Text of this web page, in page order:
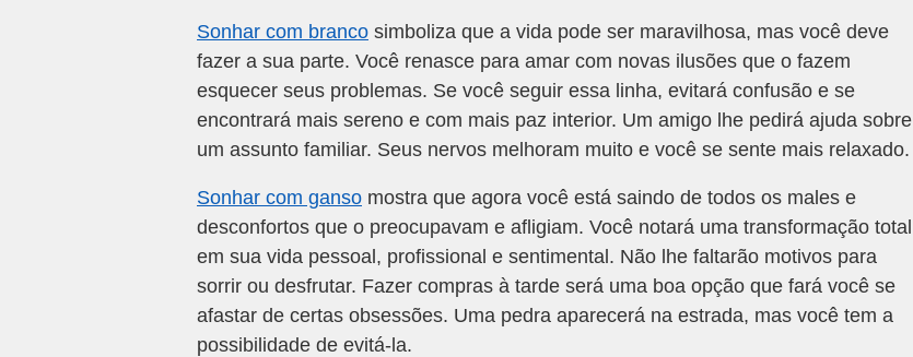
Sonhar com branco simboliza que a vida pode ser maravilhosa, mas você deve
fazer a sua parte. Você renasce para amar com novas ilusões que o fazem
esquecer seus problemas. Se você seguir essa linha, evitará confusão e se
encontrará mais sereno e com mais paz interior. Um amigo lhe pedirá ajuda sobre
um assunto familiar. Seus nervos melhoram muito e você se sente mais relaxado.
Sonhar com ganso mostra que agora você está saindo de todos os males e
desconfortos que o preocupavam e afligiam. Você notará uma transformação total
em sua vida pessoal, profissional e sentimental. Não lhe faltarão motivos para
sorrir ou desfrutar. Fazer compras à tarde será uma boa opção que fará você se
afastar de certas obsessões. Uma pedra aparecerá na estrada, mas você tem a
possibilidade de evitá-la.